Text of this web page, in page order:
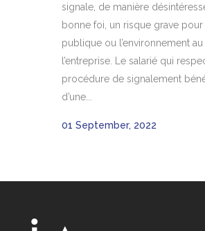
signale, de manière
bonne foi, un risque grave pour
publique ou l’environnement
l’entreprise. Le salarié qui
procédure de signalement
d’une...
01 September, 2022